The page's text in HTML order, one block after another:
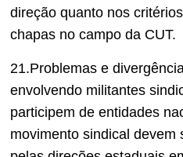
direção quanto nos
chapas no campo da CUT.
21.Problemas e
envolvendo militantes
participem de entidades
movimento sindical devem